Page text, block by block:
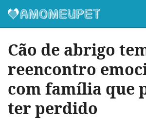
Cão de abrigo
reencontro
com família que
ter perdido